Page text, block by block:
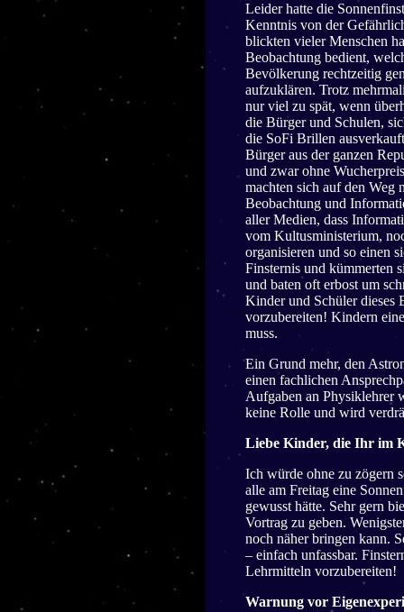
Leider hatte die
Kenntnis von der
blickten vieler Menschen
Beobachtung bedient,
Bevölkerung rechtzeitig
aufzuklären. Trotz
nur viel zu spät, wenn
die Bürger und Schulen,
die SoFi Brillen
Bürger aus der ganzen
und zwar ohne
machten sich auf den Weg
Beobachtung und
aller Medien, dass
vom Kultusministerium,
organisieren und so einen
Finsternis und kümmerten
und baten oft erbost um
Kinder und Schüler dieses
vorzubereiten! Kindern
muss.
Ein Grund mehr, den
einen fachlichen
Aufgaben an Physiklehrer
keine Rolle und wird
Liebe Kinder, die Ihr im
Ich würde ohne zu zögern
alle am Freitag eine
gewusst hätte. Sehr gern
Vortrag zu geben.
noch näher bringen kann.
– einfach unfassbar.
Lehrmitteln vorzubereiten!
Warnung vor